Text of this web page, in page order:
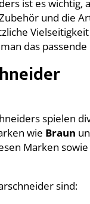
ist es
und die
das
spielen
wie Braun
Marken
sind: